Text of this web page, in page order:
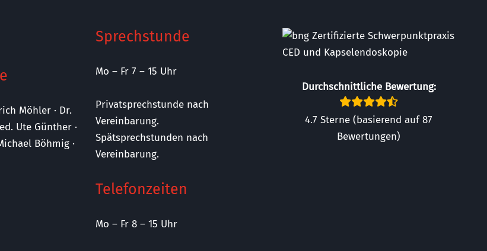
Möhler · Dr.
Ute Günther ·
Böhmig ·
Sprechstunde
Mo – Fr 7 – 15 Uhr
Privatsprechstunde nach
Vereinbarung.
Spätsprechstunden nach
Vereinbarung.
Telefonzeiten
Mo – Fr 8 – 15 Uhr
Durchschnittliche Bewertung:
4.7 Sterne (basierend auf 87
Bewertungen)